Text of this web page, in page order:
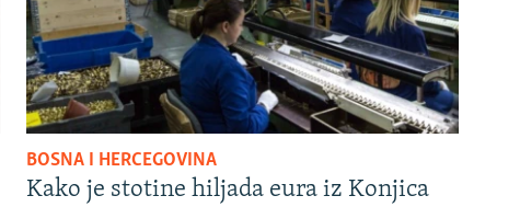
BOSNA I HERCEGOVINA
Kako je stotine hiljada eura iz Konjica